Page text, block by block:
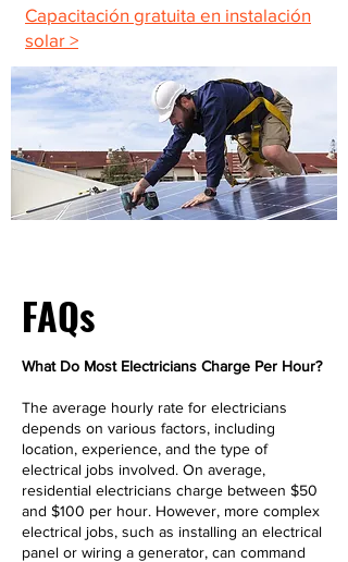
Capacitación gratuita en instalación
solar >
FAQs
What Do Most Electricians Charge Per Hour?
The average hourly rate for electricians
depends on various factors, including
location, experience, and the type of
electrical jobs involved. On average,
residential electricians charge between $50
and $100 per hour. However, more complex
electrical jobs, such as installing an electrical
panel or wiring a generator, can command